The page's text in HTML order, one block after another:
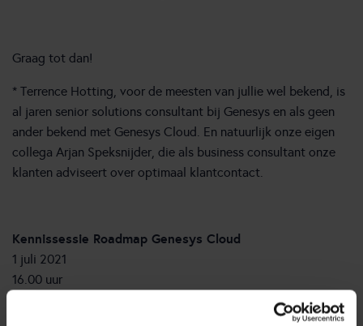
Graag tot dan!
* Terrence Hotting, voor de meesten van jullie wel bekend, is
al jaren senior solutions consultant bij Genesys en als geen
ander bekend met Genesys Cloud. En natuurlijk onze eigen
collega Arjan Speksnijder, die als business consultant onze
klanten adviseert over optimaal klantcontact.
Kennissessie Roadmap Genesys Cloud
1 juli 2021
16.00 uur